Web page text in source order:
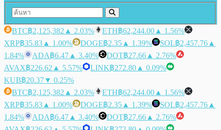
BTC฿2,125,382 ▲ 2.03% ETH฿62,244.00 ▲ 1.56%
XRP฿35.83 ▲ 1.00% DOGE฿2.35 ▲ 1.39% SOL฿2,457.76 ▲
1.84%
ADA฿6.47 ▲ 3.40% DOT฿27.66 ▲ 2.76%
AVAX฿226.62 ▲ 5.57% LINK฿272.80 ▲ 0.09%
KUB฿20.37▼ 0.25%
BTC฿2,125,382 ▲ 2.03% ETH฿62,244.00 ▲ 1.56%
XRP฿35.83 ▲ 1.00% DOGE฿2.35 ▲ 1.39% SOL฿2,457.76 ▲
1.84%
ADA฿6.47 ▲ 3.40% DOT฿27.66 ▲ 2.76%